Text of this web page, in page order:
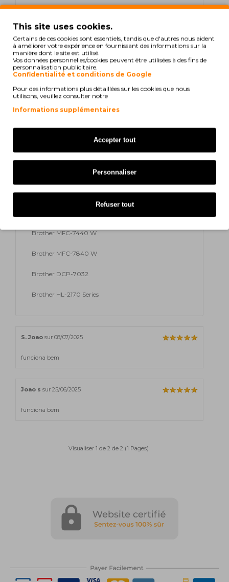
Brother DCP-7045 N
Brother HL-2140
Brother HL-2150 N
Brother HL-2150 NR
Brother HL-2170 N
Brother HL-2170 W
Brother HL-2170 WR
Brother MFC-7320
Brother MFC-7320 W
Brother MFC-7340
Brother MFC-7440 W
Brother MFC-7840 W
Brother DCP-7032
Brother HL-2170 Series
S. Joao sur 08/07/2025
funciona bem
Joao s sur 25/06/2025
funciona bem
Visualiser 1 de 2 de 2 (1 Pages)
This site uses cookies.
Certains de ces cookies sont essentiels, tandis que d'autres nous aident
à améliorer votre expérience en fournissant des informations sur la
manière dont le site est utilisé.
Vos données personnelles/cookies peuvent être utilisées à des fins de
personnalisation publicitaire.
Confidentialité et conditions de Google
Pour des informations plus détaillées sur les cookies que nous
utilisons, veuillez consulter notre
Informations supplémentaires
Accepter tout
Personnaliser
Refuser tout